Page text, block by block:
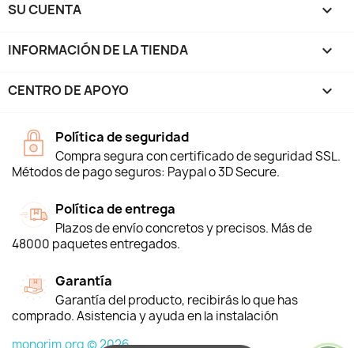
SU CUENTA 
INFORMACIÓN DE LA TIENDA keyboard_arrow_down
CENTRO DE APOYO 
Política de seguridad
Compra segura con certificado de seguridad SSL.
Métodos de pago seguros: Paypal o 3D Secure.
Política de entrega
Plazos de envío concretos y precisos. Más de
48000 paquetes entregados.
Garantía
Garantía del producto, recibirás lo que has
comprado. Asistencia y ayuda en la instalación
monorim.org © 2026